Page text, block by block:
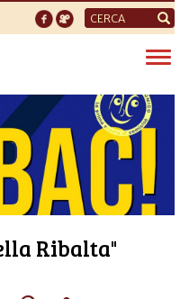
Form
di
ricerca
Ribalta"